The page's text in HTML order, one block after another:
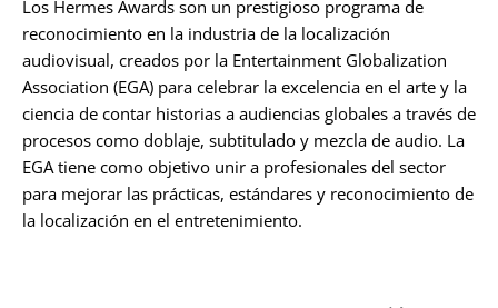
Los Hermes Awards son un prestigioso programa de
reconocimiento en la industria de la localización
audiovisual, creados por la Entertainment Globalization
Association (EGA) para celebrar la excelencia en el arte y la
ciencia de contar historias a audiencias globales a través de
procesos como doblaje, subtitulado y mezcla de audio. La
EGA tiene como objetivo unir a profesionales del sector
para mejorar las prácticas, estándares y reconocimiento de
la localización en el entretenimiento.